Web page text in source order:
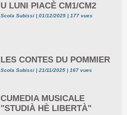
U LUNI PIACÈ CM1/CM2
Scola Subissi | 01/12/2025 | 177 vues
LES CONTES DU POMMIER
Scola Subissi | 21/11/2025 | 167 vues
CUMEDIA MUSICALE
"STUDIÀ HÈ LIBERTÀ"